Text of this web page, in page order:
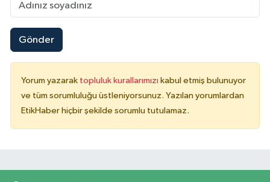
Gönder
Yorum yazarak topluluk kurallarımızı kabul etmiş bulunuyor
ve tüm sorumluluğu üstleniyorsunuz. Yazılan yorumlardan
EtikHaber hiçbir şekilde sorumlu tutulamaz.